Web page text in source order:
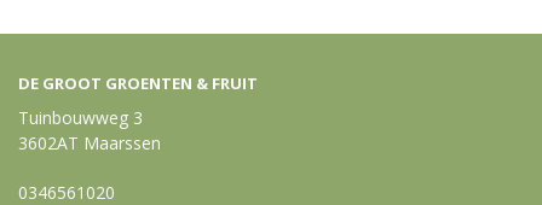
DE GROOT GROENTEN & FRUIT
Tuinbouwweg 3
3602AT Maarssen
0346561020